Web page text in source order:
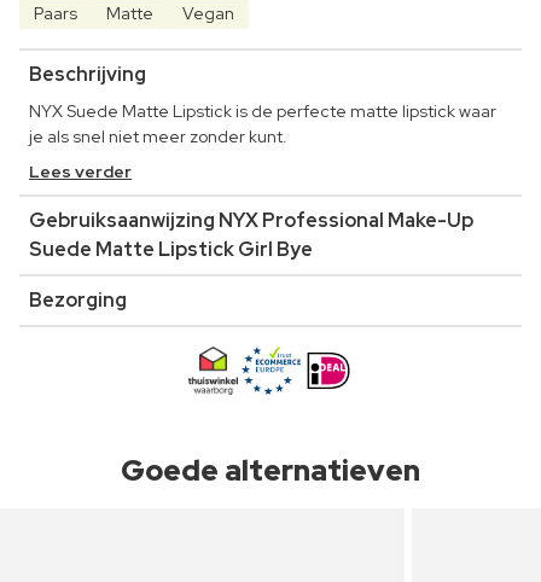
Paars Matte Vegan
Beschrijving
NYX Suede Matte Lipstick is de perfecte matte lipstick waar
je als snel niet meer zonder kunt.
Lees verder
Gebruiksaanwijzing NYX Professional Make-Up
Suede Matte Lipstick Girl Bye
Bezorging
Goede alternatieven